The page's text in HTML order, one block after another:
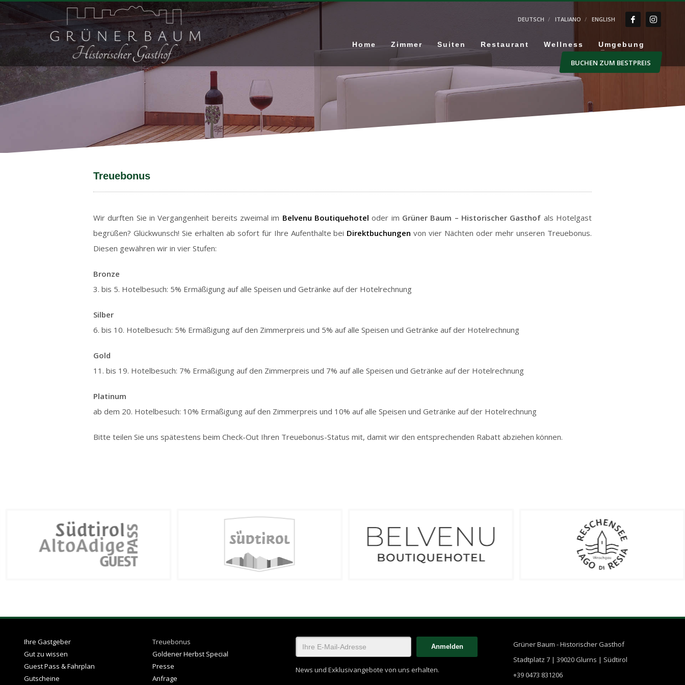
DEUTSCH ITALIANO ENGLISH
Home Zimmer Suiten Restaurant Wellness Umgebung
BUCHEN ZUM BESTPREIS
Treuebonus
Wir durften Sie in Vergangenheit bereits zweimal im Belvenu Boutiquehotel oder im Grüner Baum – Historischer Gasthof als Hotelgast
begrüßen? Glückwunsch! Sie erhalten ab sofort für Ihre Aufenthalte bei Direktbuchungen von vier Nächten oder mehr unseren Treuebonus.
Diesen gewähren wir in vier Stufen:
Bronze
3. bis 5. Hotelbesuch: 5% Ermäßigung auf alle Speisen und Getränke auf der Hotelrechnung
Silber
6. bis 10. Hotelbesuch: 5% Ermäßigung auf den Zimmerpreis und 5% auf alle Speisen und Getränke auf der Hotelrechnung
Gold
11. bis 19. Hotelbesuch: 7% Ermäßigung auf den Zimmerpreis und 7% auf alle Speisen und Getränke auf der Hotelrechnung
Platinum
ab dem 20. Hotelbesuch: 10% Ermäßigung auf den Zimmerpreis und 10% auf alle Speisen und Getränke auf der Hotelrechnung
Bitte teilen Sie uns spätestens beim Check-Out Ihren Treuebonus-Status mit, damit wir den entsprechenden Rabatt abziehen können.
Ihre Gastgeber
Treuebonus
Gut zu wissen
Goldener Herbst Special
Guest Pass & Fahrplan
Presse
Gutscheine
Anfrage
News und Exklusivangebote von uns erhalten.
Grüner Baum - Historischer Gasthof
Stadtplatz 7 | 39020 Glurns | Südtirol
+39 0473 831206